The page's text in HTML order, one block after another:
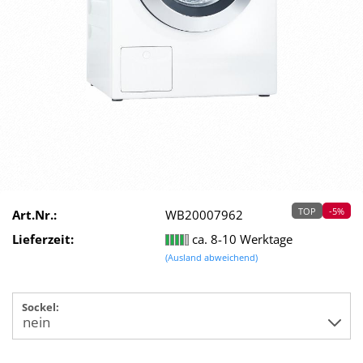
TOP -5%
Art.Nr.:
WB20007962
Lieferzeit:
ca. 8-10 Werktage
(Ausland abweichend)
Sockel: